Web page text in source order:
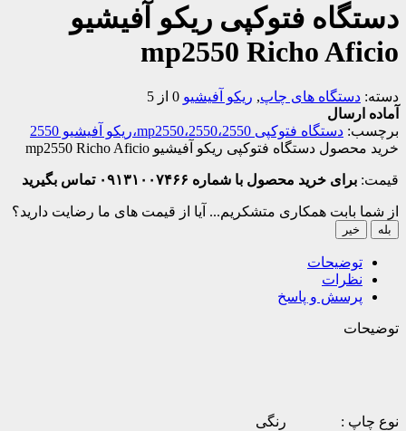
دستگاه فتوکپی ریکو آفیشیو
mp2550 Richo Aficio
دسته: دستگاه های چاپ, ریکو آفیشیو 0 از 5
آماده ارسال
برچسب: دستگاه فتوکپی 2550،mp2550،2550،ریکو آفیشیو 2550
خرید محصول دستگاه فتوکپی ریکو آفیشیو mp2550 Richo Aficio
قیمت: برای خرید محصول با شماره ۰۹۱۳۱۰۰۷۴۶۶ تماس بگیرید
از شما بابت همکاری متشکریم... آیا از قیمت های ما رضایت دارید؟
بله خیر
توضیحات
نظرات
پرسش و پاسخ
توضیحات
نوع چاپ : رنگی